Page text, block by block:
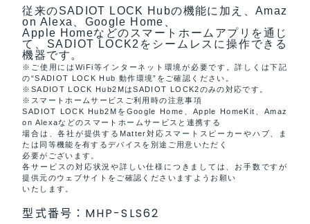
従来のSADIOT LOCK Hubの機能に加え、Amaz
on Alexa、Google Home、
Apple Homeなどのスマートホームアプリを通じ
て、SADIOT LOCK2をシームレスに操作できる
機器です。
※ご使用にはWiFi等インターネット環境が必要です。詳しくは下記
の“SADIOT LOCK Hub 動作環境”をご確認ください。
※SADIOT LOCK Hub2MはSADIOT LOCK2のみの対応です。
※スマートホームサービスご利用時の注意事項
SADIOT LOCK Hub2MをGoogle Home、Apple HomeKit、Amaz
on Alexaなどのスマートホームサービスと連携する
場合は、各社が提供するMatter対応スマートスピーカーやハブ、ま
たは同等機能を有するデバイスを別途ご用意いただく
必要がございます。
各サービスの対応状況や詳しい仕様につきましては、お手数ですが
提供元のウェブサイトをご確認くださいますようお願い
いたします。
型式番号： MHP-SLS62